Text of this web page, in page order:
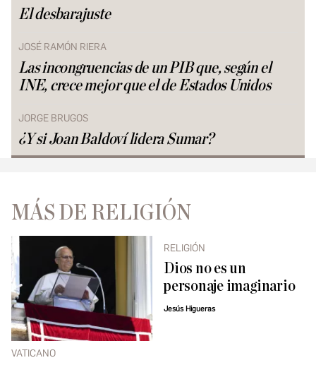
El desbarajuste
JOSÉ RAMÓN RIERA
Las incongruencias de un PIB que, según el
INE, crece mejor que el de Estados Unidos
JORGE BRUGOS
¿Y si Joan Baldoví lidera Sumar?
MÁS DE RELIGIÓN
VATICANO
RELIGIÓN
Dios no es un
personaje imaginario
Jesús Higueras